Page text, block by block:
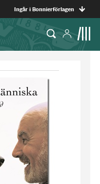
Ingår i Bonnierförlagen